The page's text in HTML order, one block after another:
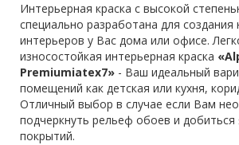
Интерьерная краска с высокой
специально разработана для
интерьеров у Вас дома или офисе.
износостойкая интерьерная краска
Premiumiatex7» - Ваш идеальный
помещений как детская или кухня,
Отличный выбор в случае если Вам
подчеркнуть рельеф обоев и
покрытий.